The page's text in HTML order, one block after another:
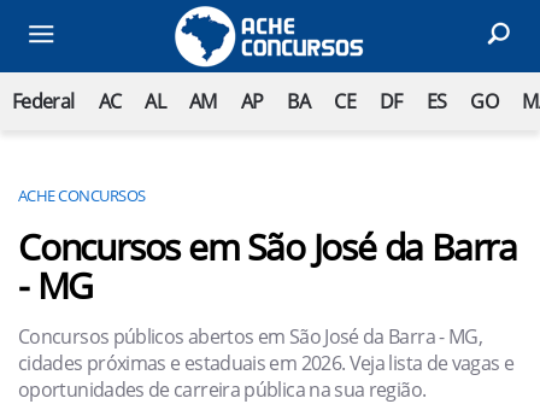
Federal AC AL AM AP BA CE DF ES GO
ACHE CONCURSOS
Concursos em São José da Barra
- MG
Concursos públicos abertos em São José da Barra - MG,
cidades próximas e estaduais em 2026. Veja lista de vagas e
oportunidades de carreira pública na sua região.